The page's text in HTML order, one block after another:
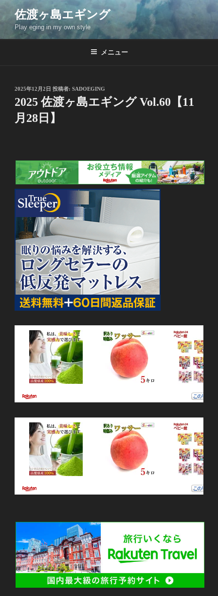
コ
ン
ン
佐渡ヶ島エギング
Play eging in my own style
メニュー
投
稿
日:
2025年12月2日 投稿者: SADOEGING
2025 佐渡ヶ島エギング Vol.60【11
月28日】